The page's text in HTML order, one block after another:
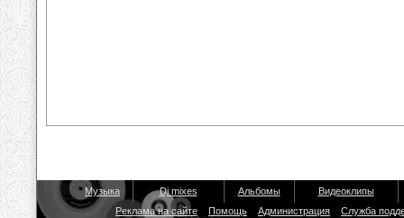
Музыка Dj mixes Альбомы
Видеоклипы
Реклама на сайте
Помощь Администрация Служба